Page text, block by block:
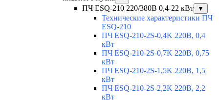
ПЧ ESQ-210 220/380В 0,4-22 кВт ▼
Технические характеристики ПЧ
ESQ-210
ПЧ ESQ-210-2S-0,4K 220В, 0,4
кВт
ПЧ ESQ-210-2S-0,7K 220В, 0,75
кВт
ПЧ ESQ-210-2S-1,5K 220В, 1,5
кВт
ПЧ ESQ-210-2S-2,2K 220В, 2,2
кВт